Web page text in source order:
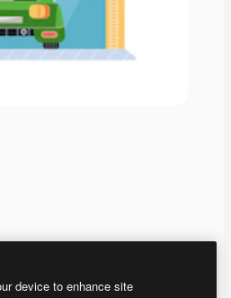
device to enhance site